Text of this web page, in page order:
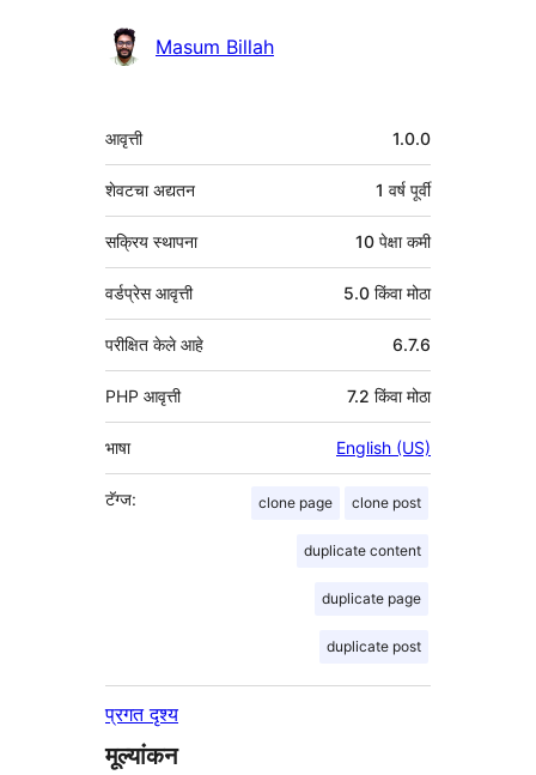
योगदानकर्तेMasum Billah
मेटा
आवृत्ती 1.0.0
शेवटचा अद्यतन 1 वर्ष पूर्वी
सक्रिय स्थापना 10 पेक्षा कमी
वर्डप्रेस आवृत्ती 5.0 किंवा मोठा
परीक्षित केले आहे 6.7.6
PHP आवृत्ती 7.2 किंवा मोठा
भाषा English (US)
टॅग्ज: clone page clone post
duplicate content
duplicate page
duplicate post
प्रगत दृश्य
मूल्यांकन